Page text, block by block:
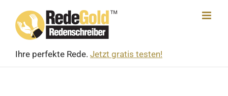
content
Ihre perfekte Rede. Jetzt gratis testen!